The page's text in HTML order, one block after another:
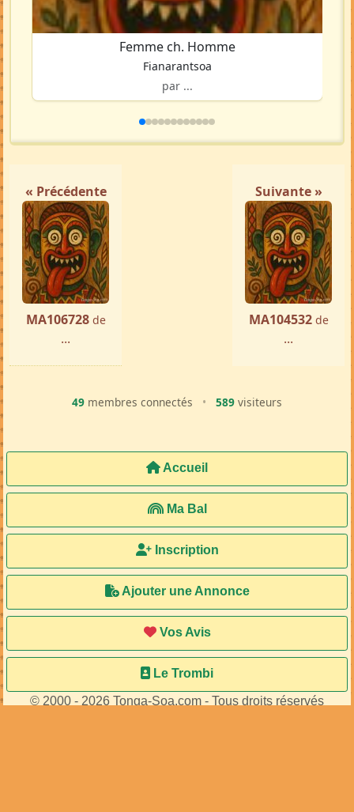
Femme ch. Homme
Fianarantsoa
par ...
« Précédente
MA106728 de
...
Suivante »
MA104532 de
...
49 membres connectés • 589 visiteurs
Accueil
Ma Bal
Inscription
Ajouter une Annonce
Vos Avis
Le Trombi
© 2000 - 2026 Tonga-Soa.com - Tous droits réservés